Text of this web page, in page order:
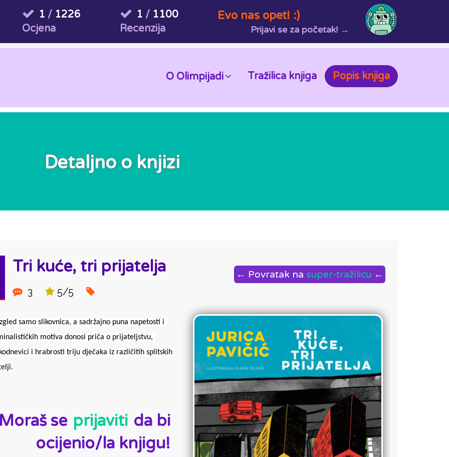
1 / 1226
Ocjena
1 / 1100
Recenzija
Evo nas opet! :)
Prijavi se za početak! →
O Olimpijadi Tražilica knjiga Popis knjiga
Detaljno o knjizi
Tri kuće, tri prijatelja
3 5/5
← Povratak na super-tražilicu ←
samo slikovnica, a sadržajno puna napetosti i
motiva donosi priča o prijateljstvu,
i hrabrosti triju dječaka iz različitih splitskih
se prijaviti da bi
ocijenio/la knjigu!